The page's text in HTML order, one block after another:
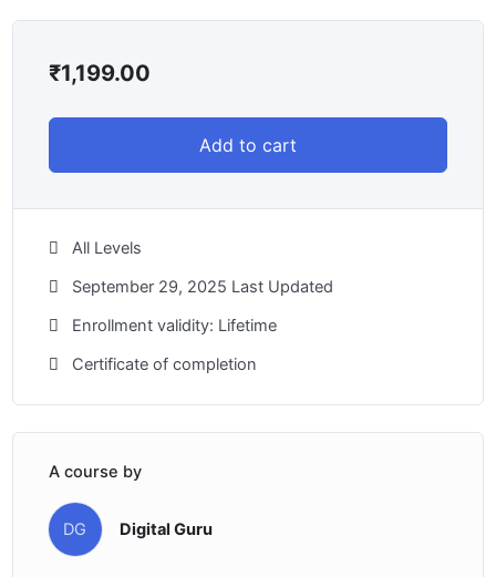
₹1,199.00
Add to cart
All Levels
September 29, 2025 Last Updated
Enrollment validity: Lifetime
Certificate of completion
A course by
DG Digital Guru